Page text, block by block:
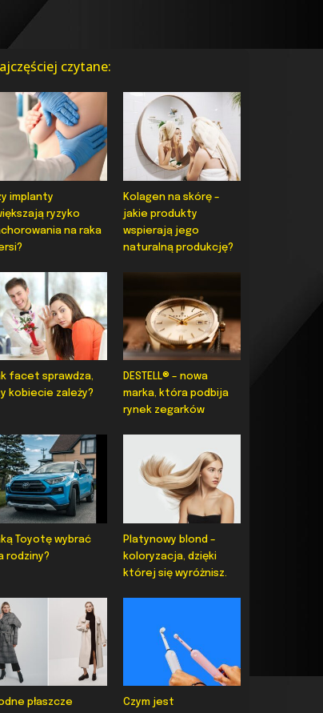
czytane:
implanty
ryzyko
na raka
Kolagen na skórę –
jakie produkty
wspierają jego
naturalną produkcję?
facet sprawdza,
kobiecie zależy?
DESTELL® – nowa
marka, która podbija
rynek zegarków
Toyotę wybrać
rodziny?
Platynowy blond –
koloryzacja, dzięki
której się wyróżnisz.
płaszcze
Czym jest